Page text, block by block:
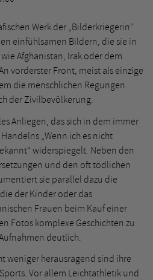
Werk der „Bilderkriegerin“
einfühlsamen Bildern, die sie in
Afghanistan, Irak oder dem
vorderster Front, meist als einzige
die menschlichen Regungen
der Zivilbevölkerung.
Anliegen, das sich in dem immer
„Wenn ich es nicht
widerspiegelt. Neben den
und den oft tödlichen
sie parallel dazu die
der Kinder oder das
Frauen beim Kauf einer
Fotos komplexe Geschichten zu
deutlich.
weniger herausragend sind ihre
Vor allem Leichtathletik und